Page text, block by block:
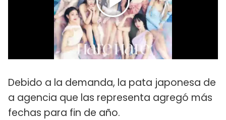
Debido a la demanda, la pata japonesa de
a agencia que las representa agregó más
fechas para fin de año.